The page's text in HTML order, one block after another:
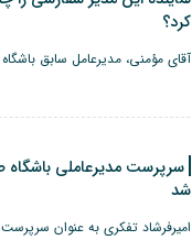
کرد؟
آقای مؤمنی، مدیرعامل سابق
سرپرست مدیرعاملی
شد
امیرفرشاد تفکری به عنوان